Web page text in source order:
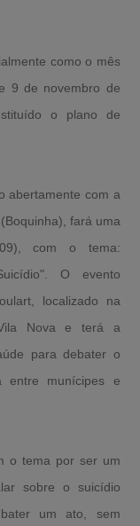
como o mês
9 de novembro de
o plano de
abertamente com a
fará uma
09), com o tema:
O evento
localizado na
Nova e terá a
para debater o
entre munícipes e
o tema por ser um
sobre o suicídio
um ato, sem